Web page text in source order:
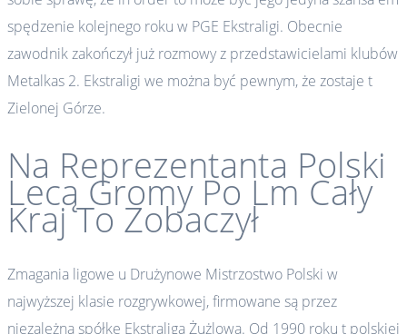
spędzenie kolejnego roku w PGE Ekstraligi. Obecnie
zawodnik zakończył już rozmowy z przedstawicielami klubów
Metalkas 2. Ekstraligi we można być pewnym, że zostaje t
Zielonej Górze.
Na Reprezentanta Polski
Lecą Gromy Po Lm Cały
Kraj To Zobaczył
Zmagania ligowe u Drużynowe Mistrzostwo Polski w
najwyższej klasie rozgrywkowej, firmowane są przez
niezależną spółkę Ekstraliga Żużlowa. Od 1990 roku t polskiej